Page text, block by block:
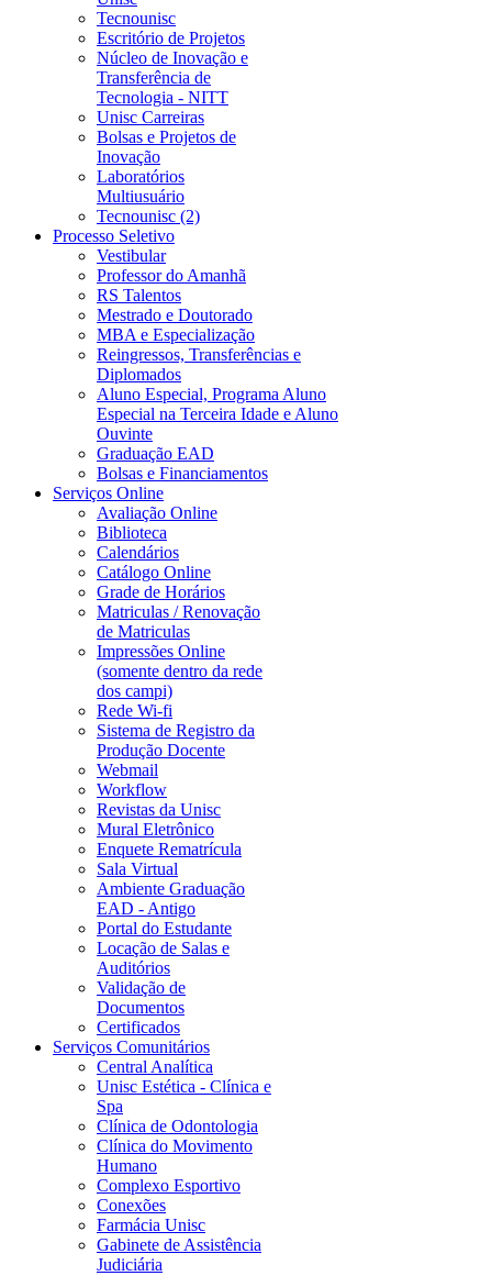
Tecnounisc
Escritório de Projetos
Núcleo de Inovação e
Transferência de
Tecnologia - NITT
Unisc Carreiras
Bolsas e Projetos de
Inovação
Laboratórios
Multiusuário
Tecnounisc (2)
Processo Seletivo
Vestibular
Professor do Amanhã
RS Talentos
Mestrado e Doutorado
MBA e Especialização
Reingressos, Transferências e
Diplomados
Aluno Especial, Programa Aluno
Especial na Terceira Idade e Aluno
Ouvinte
Graduação EAD
Bolsas e Financiamentos
Serviços Online
Avaliação Online
Biblioteca
Calendários
Catálogo Online
Grade de Horários
Matriculas / Renovação
de Matriculas
Impressões Online
(somente dentro da rede
dos campi)
Rede Wi-fi
Sistema de Registro da
Produção Docente
Webmail
Workflow
Revistas da Unisc
Mural Eletrônico
Enquete Rematrícula
Sala Virtual
Ambiente Graduação
EAD - Antigo
Portal do Estudante
Locação de Salas e
Auditórios
Validação de
Documentos
Certificados
Serviços Comunitários
Central Analítica
Unisc Estética - Clínica e
Spa
Clínica de Odontologia
Clínica do Movimento
Humano
Complexo Esportivo
Conexões
Farmácia Unisc
Gabinete de Assistência
Judiciária